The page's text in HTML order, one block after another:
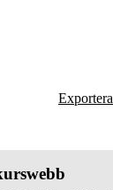
Exportera